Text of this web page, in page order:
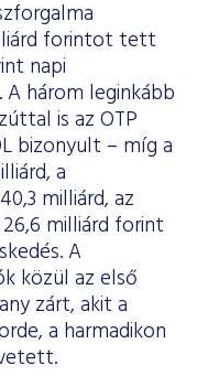
forintot tett
napi
három leginkább
is az OTP
bizonyult – míg a
a
milliárd, az
milliárd forint
A
közül az első
zárt, akit a
a harmadikon